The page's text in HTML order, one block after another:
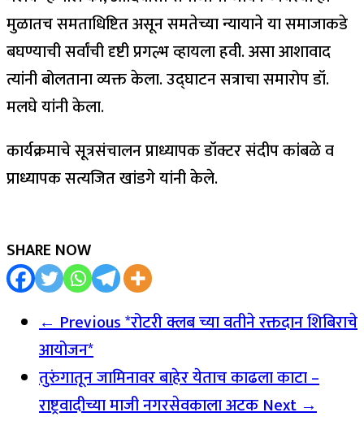
मुळातच समताधिष्टित असून समतेच्या न्यायाने या समाजाकडे
बघण्याची सर्वांची दृष्टी प्रगल्भ व्हायला हवी. असा आशावाद
त्यांनी बोलताना व्यक्त केला. उद्घाटन सत्राचा समारोप डॉ.
मलघे यांनी केला.
कार्यक्रमाचे सूत्रसंचालन प्राध्यापक डॉक्टर संदीप कांबळे व
प्राध्यापक सत्यजित खांडगे यांनी केले.
SHARE NOW
← Previous*रोटरी क्लब च्या वतीने रक्तदान शिबिराचे
आयोजन*
तुरुंगातून जामिनावर बाहेर येताच काढला काटा –
राष्ट्रवादीच्या माजी नगरसेवकाला अटकNext →